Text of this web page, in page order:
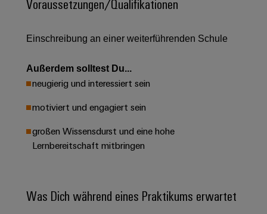
Verbindungslösungen
Energieerzeugung
Zukunftssicherheit
bewährte
Maschinenbau
der
Systeme
Lösungen
Dezentrale
Automatisierung
Energiemanagement-
Lösungen
IIoT
Software
Blitz-
Überspannungsschutz
PV
Generatoranschlusskasten
Feldbusverteiler
&
Technischer
Umweltbezogene
Engineering
Daten
Technische
Produktkataloge
Ersatzteile
Partner
IIoT
and
Netzwerk
Ausbildungs-
Studienplätze
Veranstaltungen
Aktuelle
für
Einschreibung an einer weiterführenden Schule
Außerdem solltest Du...
neugierig und interessiert sein
motiviert und engagiert sein
großen Wissensdurst und eine hohe
Lernbereitschaft mitbringen
Was Dich während eines Praktikums erwartet